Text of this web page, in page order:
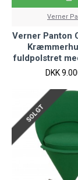
Verner
Verner Panton
fuldpolstret
DKK
SOLGT